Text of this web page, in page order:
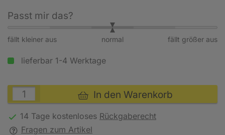
Passt mir das?
fällt kleiner aus fällt größer aus
normal
lieferbar 1-4 Werktage
In den Warenkorb
14 Tage kostenloses Rückgaberecht
Fragen zum Artikel